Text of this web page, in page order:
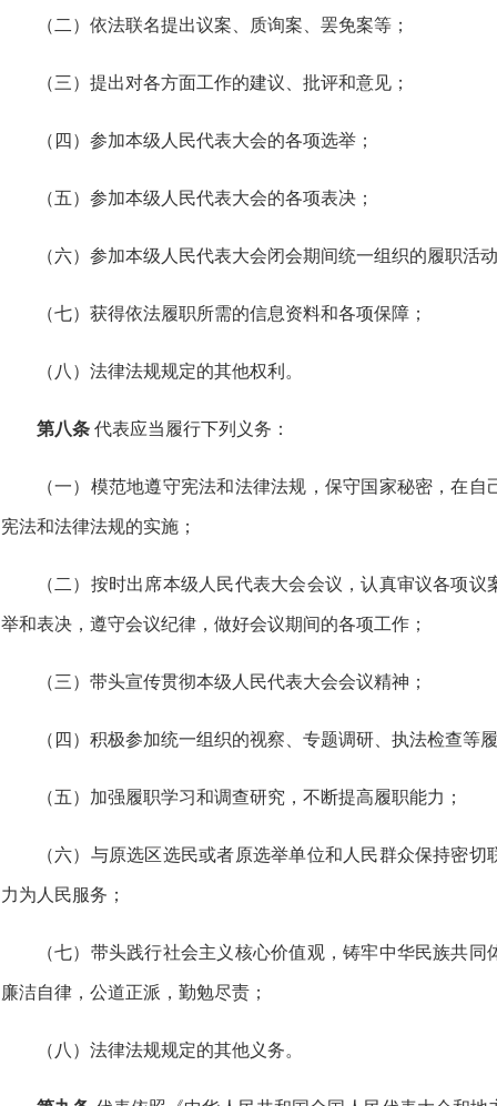
（二）依法联名提出议案、质询案、罢免案等；
（三）提出对各方面工作的建议、批评和意见；
（四）参加本级人民代表大会的各项选举；
（五）参加本级人民代表大会的各项表决；
（六）参加本级人民代表大会闭会期间统一组织的履职活
（七）获得依法履职所需的信息资料和各项保障；
（八）法律法规规定的其他权利。
第八条 代表应当履行下列义务：
（一）模范地遵守宪法和法律法规，保守国家秘密，在
宪法和法律法规的实施；
（二）按时出席本级人民代表大会会议，认真审议各项
举和表决，遵守会议纪律，做好会议期间的各项工作；
（三）带头宣传贯彻本级人民代表大会会议精神；
（四）积极参加统一组织的视察、专题调研、执法检查等
（五）加强履职学习和调查研究，不断提高履职能力；
（六）与原选区选民或者原选举单位和人民群众保持密
力为人民服务；
（七）带头践行社会主义核心价值观，铸牢中华民族共
廉洁自律，公道正派，勤勉尽责；
（八）法律法规规定的其他义务。